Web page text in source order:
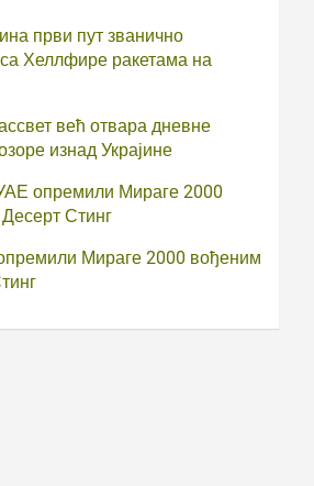
први пут званично
Хеллфире ракетама на
већ отвара дневне
изнад Украјине
опремили Мираге 2000
Стинг
Мираге 2000 вођеним